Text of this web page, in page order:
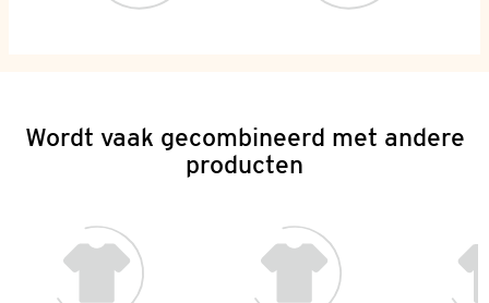
Wordt vaak gecombineerd met andere
producten